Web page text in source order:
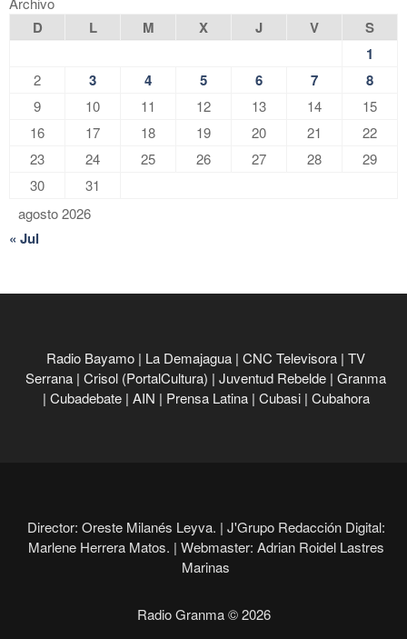
agosto 2026
D L M X J V
S
1
2 3 4 5 6 7 8
9 10 11 12 13 14
15
16
17 18 19 20 21
22
23
24 25 26 27 28
29
30
31
« Jul
Radio Bayamo | La Demajagua | CNC Televisora | TV
Serrana | Crisol (PortalCultura) | Juventud Rebelde | Granma
| Cubadebate | AIN | Prensa Latina | Cubasi | Cubahora
Director: Oreste Milanés Leyva. | J'Grupo Redacción Digital:
Marlene Herrera Matos. | Webmaster: Adrian Roidel Lastres
Marinas
Radio Granma © 2026